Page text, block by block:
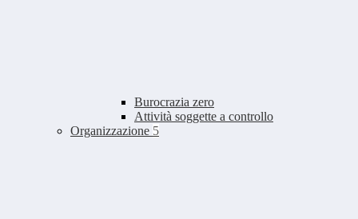
Burocrazia zero
Attività soggette a controllo
Organizzazione 5